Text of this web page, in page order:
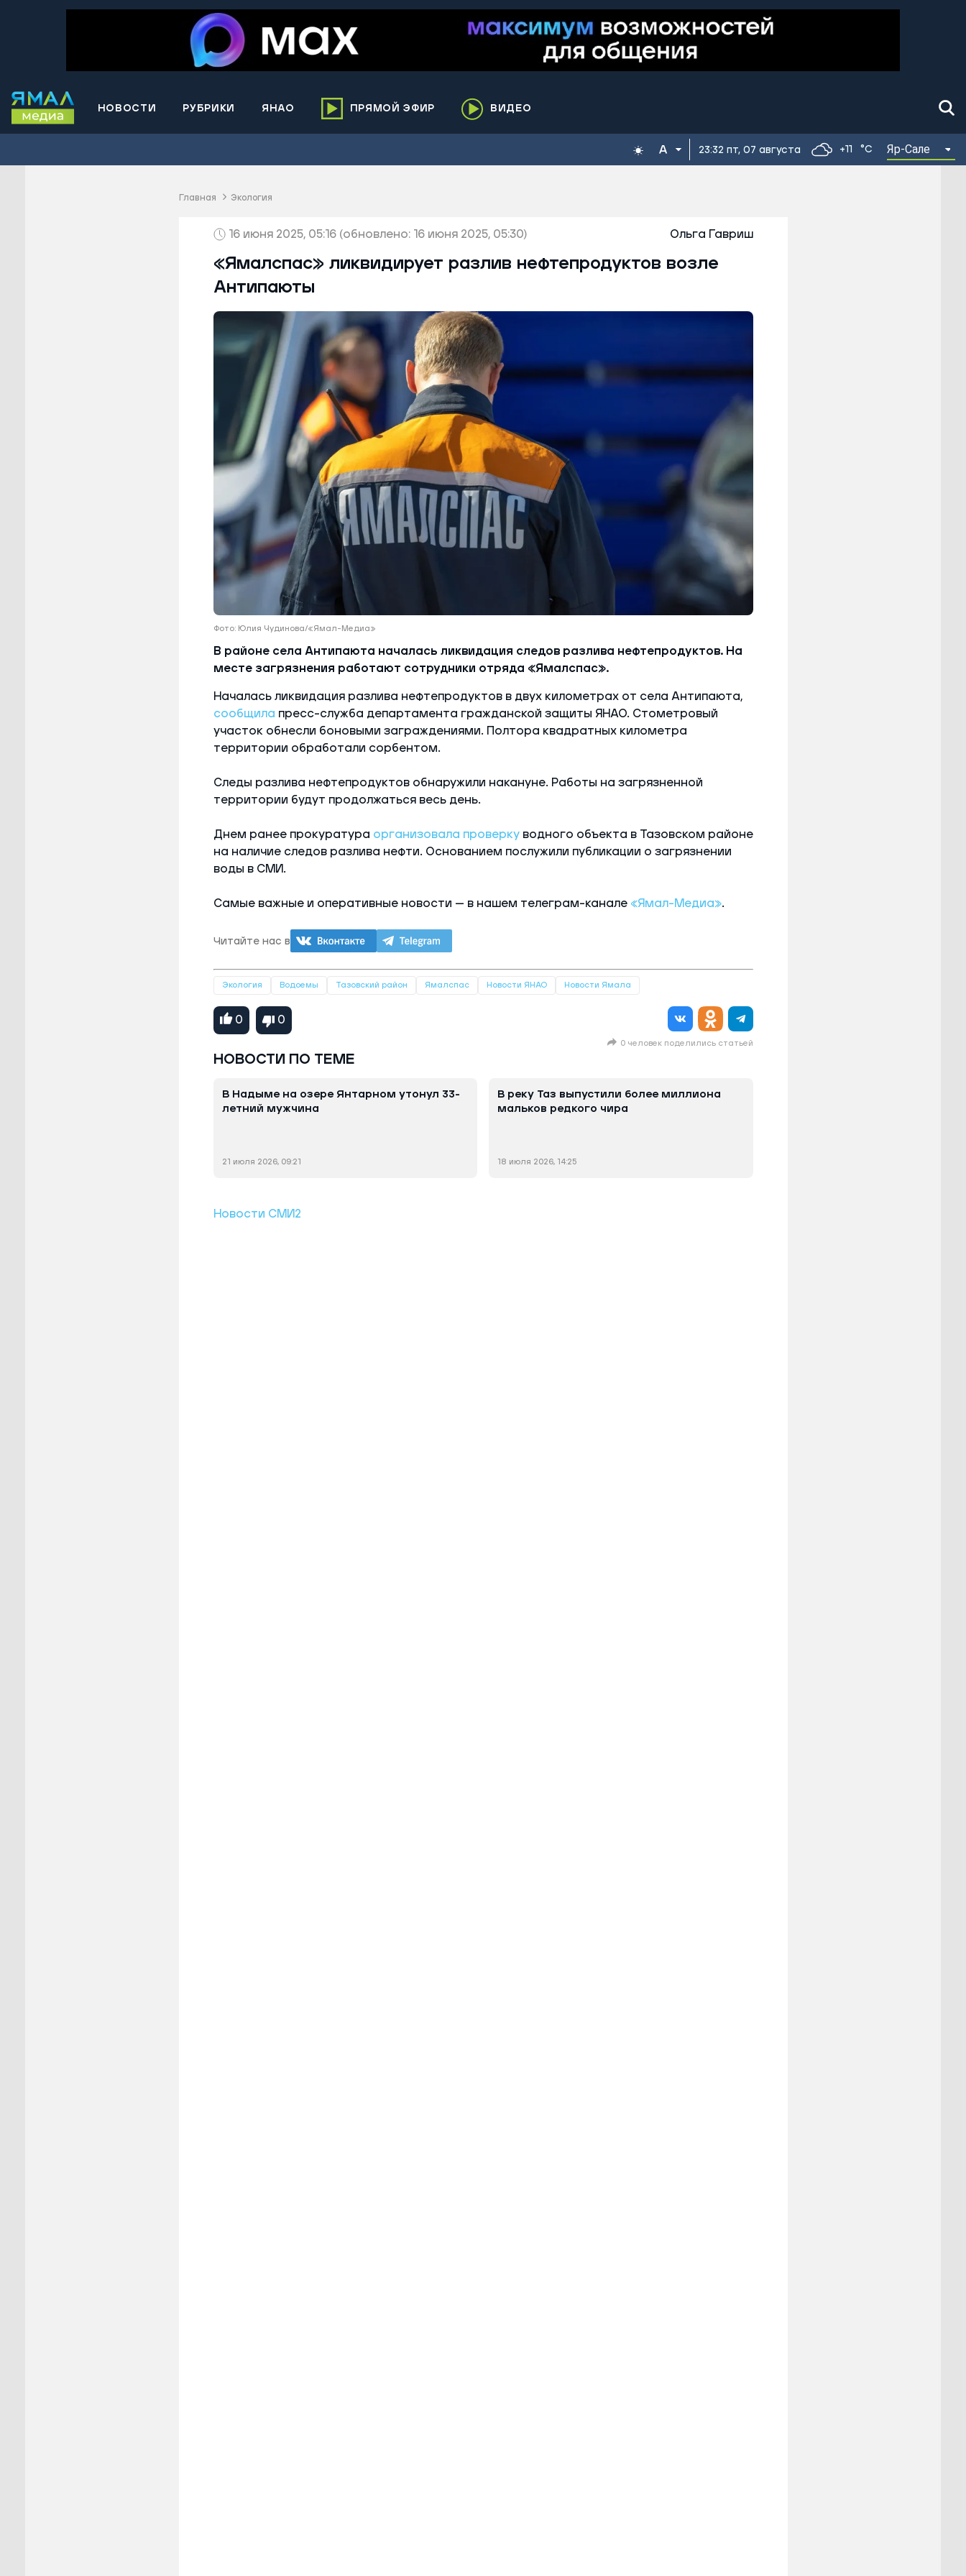
НОВОСТИ РУБРИКИ ЯНАО
район
Муравленко
Приуральский район
Пуровский район
Салехард
Тарко-Сале
Тазовский район
Шурышкарский район
Ямальский район
ПРЯМОЙ ЭФИР ВИДЕО
23:32 пт, 07 августа +11 °C Яр-Сале
Главная Экология
16 июня 2025, 05:16 (обновлено: 16 июня 2025, 05:30) Ольга Гавриш
«Ямалспас» ликвидирует разлив нефтепродуктов возле
Антипаюты
Фото: Юлия Чудинова/«Ямал-Медиа»
В районе села Антипаюта началась ликвидация следов разлива нефтепродуктов. На
месте загрязнения работают сотрудники отряда «Ямалспас».
Началась ликвидация разлива нефтепродуктов в двух километрах от села Антипаюта,
сообщила пресс-служба департамента гражданской защиты ЯНАО. Стометровый
участок обнесли боновыми заграждениями. Полтора квадратных километра
территории обработали сорбентом.
Следы разлива нефтепродуктов обнаружили накануне. Работы на загрязненной
территории будут продолжаться весь день.
Днем ранее прокуратура организовала проверку водного объекта в Тазовском районе
на наличие следов разлива нефти. Основанием послужили публикации о загрязнении
воды в СМИ.
Самые важные и оперативные новости — в нашем телеграм-канале «Ямал-Медиа».
Читайте нас в
Экология Водоемы Тазовский район Ямалспас Новости ЯНАО Новости Ямала
0 0
0 человек поделились статьей
НОВОСТИ ПО ТЕМЕ
В Надыме на озере Янтарном утонул 33-
летний мужчина
21 июля 2026, 09:21
В реку Таз выпустили более миллиона
мальков редкого чира
18 июля 2026, 14:25
Новости СМИ2